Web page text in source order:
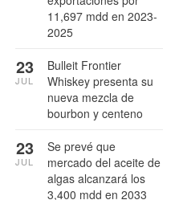
11,697 mdd en 2023-
2025
Bulleit Frontier
Whiskey presenta su
nueva mezcla de
bourbon y centeno
23
JUL
Se prevé que
mercado del aceite de
algas alcanzará los
3,400 mdd en 2033
23
JUL